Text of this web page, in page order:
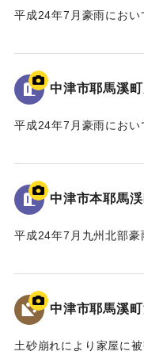
受けた。
河川管理者である国土
の整備は、流下阻害の
の架替が望ましい」と
な構成要素であり、下
馬3橋」として全国的に
とから、馬溪橋の架替
水対策については地域
の学識者を交えた「山
平成27年1月から平成
平成24年7月豪雨にお
地面から85cmの位置に
｜固有コード: 09922067
中津市耶馬溪
平成24年7月豪雨にお
地面から0.9メートルの
｜固有コード: 09922066
中津市本耶馬
平成24年7月九州北部豪
青の禅海橋のたもとに
｜固有コード: 09922065
中津市耶馬溪
土砂崩れにより家屋に被